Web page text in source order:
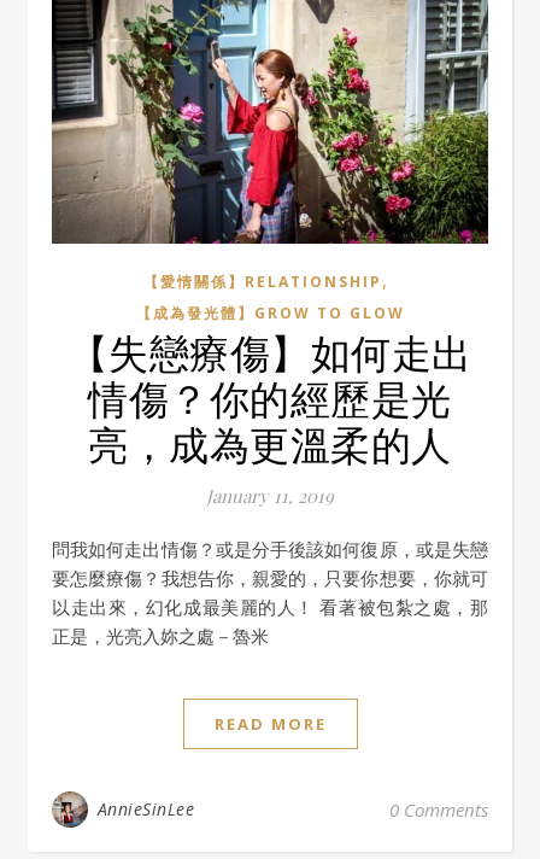
【愛情關係】RELATIONSHIP ,
【成為發光體】GROW TO GLOW
【失戀療傷】如何走出
情傷？你的經歷是光
亮，成為更溫柔的人
January 11, 2019
問我如何走出情傷？或是分手後該如何復原，或是失戀
要怎麼療傷？我想告你，親愛的，只要你想要，你就可
以走出來，幻化成最美麗的人！ 看著被包紮之處，那
正是，光亮入妳之處－魯米
READ MORE
AnnieSinLee 0 Comments